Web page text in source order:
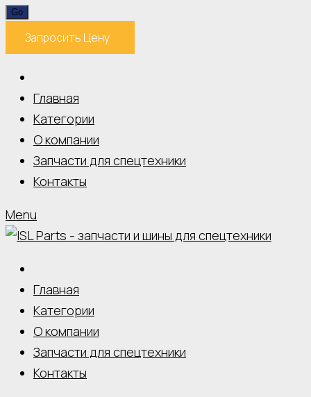
Запросить Цену
Главная
Категории
О компании
Запчасти для спецтехники
Контакты
Menu
Главная
Категории
О компании
Запчасти для спецтехники
Контакты